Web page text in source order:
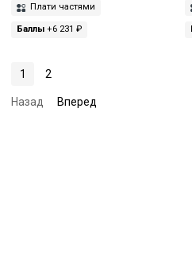
Плати частями
Баллы +6 231 ₽
1 2
Назад Вперед